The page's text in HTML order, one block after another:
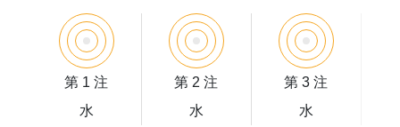
第 1 注
水
第 2 注
水
第 3 注
水